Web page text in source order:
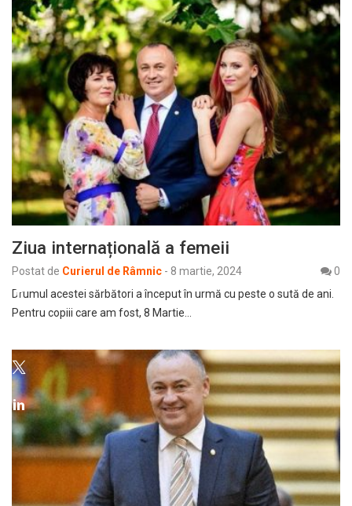
Ziua internațională a femeii
Postat de Curierul de Râmnic - 8 martie, 2024
0
Drumul acestei sărbători a început în urmă cu peste o sută de ani.
Pentru copiii care am fost, 8 Martie…